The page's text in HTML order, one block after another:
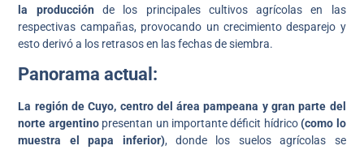
la producción de los principales cultivos agrícolas en las
respectivas campañas, provocando un crecimiento desparejo y
esto derivó a los retrasos en las fechas de siembra.
Panorama actual:
La región de Cuyo, centro del área pampeana y gran parte del
norte argentino presentan un importante déficit hídrico(como lo
muestra el papa inferior), donde los suelos agrícolas se